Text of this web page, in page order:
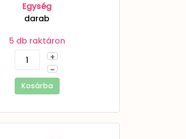
Egység
darab
5 db raktáron
+
–
Kosárba